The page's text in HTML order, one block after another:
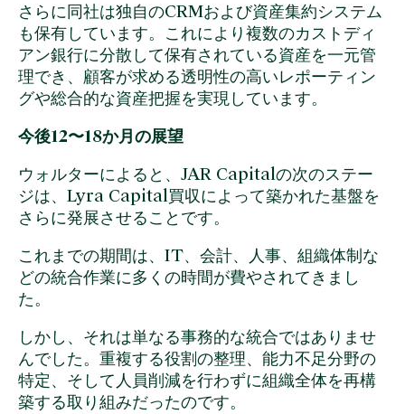
さらに同社は独自のCRMおよび資産集約システム
も保有しています。これにより複数のカストディ
アン銀行に分散して保有されている資産を一元管
理でき、顧客が求める透明性の高いレポーティン
グや総合的な資産把握を実現しています。
今後12〜18か月の展望
ウォルターによると、JAR Capitalの次のステー
ジは、Lyra Capital買収によって築かれた基盤を
さらに発展させることです。
これまでの期間は、IT、会計、人事、組織体制な
どの統合作業に多くの時間が費やされてきまし
た。
しかし、それは単なる事務的な統合ではありませ
んでした。重複する役割の整理、能力不足分野の
特定、そして人員削減を行わずに組織全体を再構
築する取り組みだったのです。